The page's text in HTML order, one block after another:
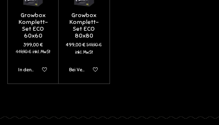
Growbox
Komplett-
Set ECO
60x60
399,00 €
449,90 € inkl. MwSt
In den Warenkorb
Growbox
Komplett-
Set ECO
80x80
499,00 € 549,90 €
inkl. MwSt
Bei Verfügbarkeit benachrichtigen